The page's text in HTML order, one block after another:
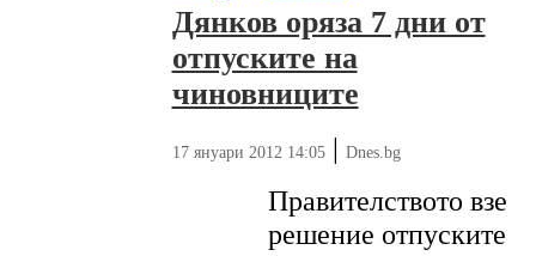
Дянков оряза 7 дни от
отпуските на
чиновниците
17 януари 2012 14:05| Dnes.bg
Правителството взе
решение отпуските